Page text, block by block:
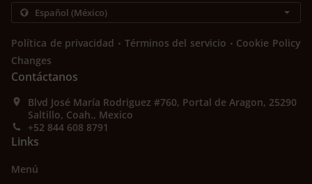
Política de privacidad . Términos del servicio . Cookie Policy
Changes
Contáctanos
Blvd José María Rodriguez #760, Portal de Aragon, 25290
Saltillo, Coah., Mexico
+52 844 608 8791
Links
Menú